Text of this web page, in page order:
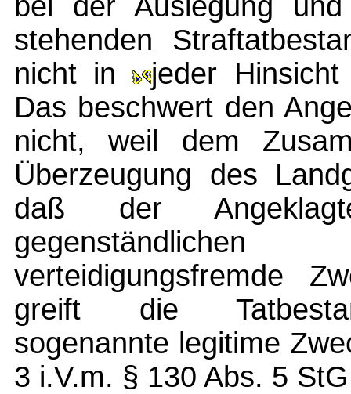
stehenden
nicht in
jeder
Das beschwert den
nicht, weil dem
Überzeugung des
daß der
gegenständlichen
verteidigungsfremde
greift die
sogenannte legitime
3 i.V.m. § 130 Abs. 5